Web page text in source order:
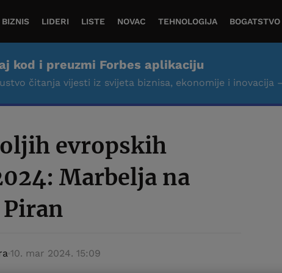
BIZNIS LIDERI LISTE NOVAC TEHNOLOGIJA BOGATSTVO
kod i preuzmi Forbes aplikaciju
čitanja vijesti iz svijeta biznisa, ekonomije i inovacija
evropskih
Marbelja na
10. mar 2024. 15:09